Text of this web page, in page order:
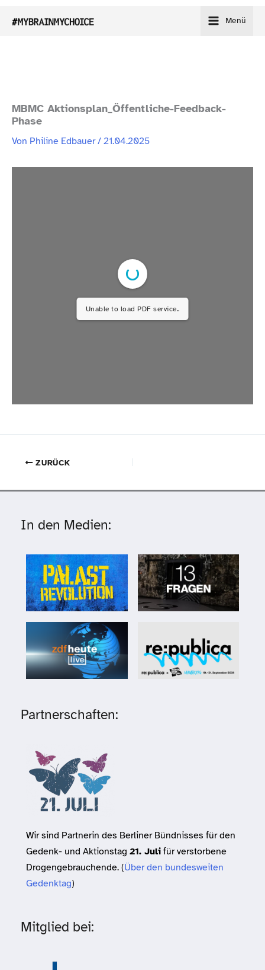
Inhalt
Menü
MBMC Aktionsplan_​Öffentliche-​Feedback-​
Phase
Von Philine Edbauer/21.04.2025
Unable to load PDF service..
ZURÜCK
In den Medien:
Partnerschaften:
Wir sind Partnerin des Berliner Bündnisses für den
Gedenk- und Aktionstag 21. Julifür verstorbene
Drogengebrauchende. (Über den bundesweiten
Gedenktag)
Mitglied bei: